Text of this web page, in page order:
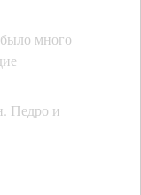
много
Педро и